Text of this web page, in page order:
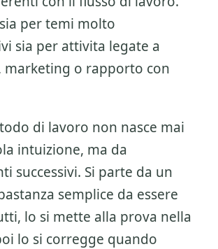
per temi molto
sia per attivita legate a
marketing o rapporto con
di lavoro non nasce mai
intuizione, ma da
successivi. Si parte da un
semplice da essere
lo si mette alla prova nella
lo si corregge quando